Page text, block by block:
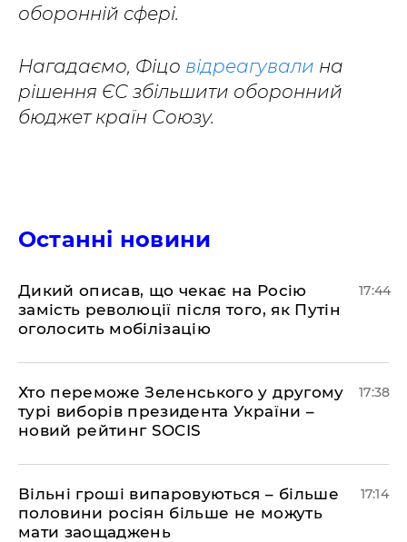
оборонній сфері.
Нагадаємо, Фіцо відреагували на
рішення ЄС збільшити оборонний
бюджет країн Союзу.
Останні новини
Дикий описав, що чекає на Росію
замість революції після того, як Путін
оголосить мобілізацію
17:44
Хто переможе Зеленського у другому
турі виборів президента України –
новий рейтинг SOCIS
17:38
Вільні гроші випаровуються – більше
половини росіян більше не можуть
мати заощаджень
17:14